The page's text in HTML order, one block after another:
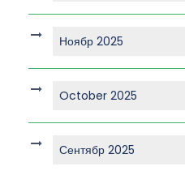
Ноябр 2025
October 2025
Сентябр 2025